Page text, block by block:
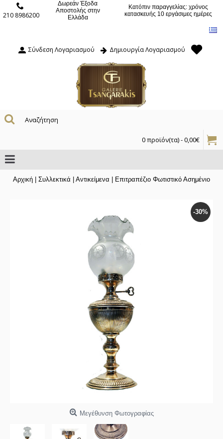
210 8986200
Δωρεάν Έξοδα
Αποστολής στην
Ελλάδα
Κατόπιν παραγγελίας: χρόνος
κατασκευής 10 εργάσιμες ημέρες
Σύνδεση Λογαριασμού Δημιουργία Λογαριασμού
0 προϊόν(τα) - 0,00€
Αρχική | Συλλεκτικά | Αντικείμενα | Επιτραπέζιο Φωτιστικό Ασημένιο
-30%
Μεγέθυνση Φωτογραφίας